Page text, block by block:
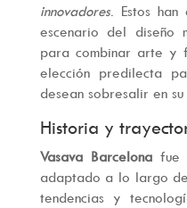
innovadores. Estos
escenario del diseño
para combinar arte y
elección predilecta
desean sobresalir en su
Historia y
Vasava Barcelonafue
adaptado a lo largo
tendencias y